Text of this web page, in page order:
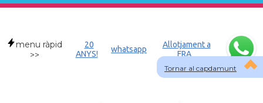
Tornar al capdamunt
menu ràpid
>>
20
ANYS!
whatsapp
Allotjament a
FRA